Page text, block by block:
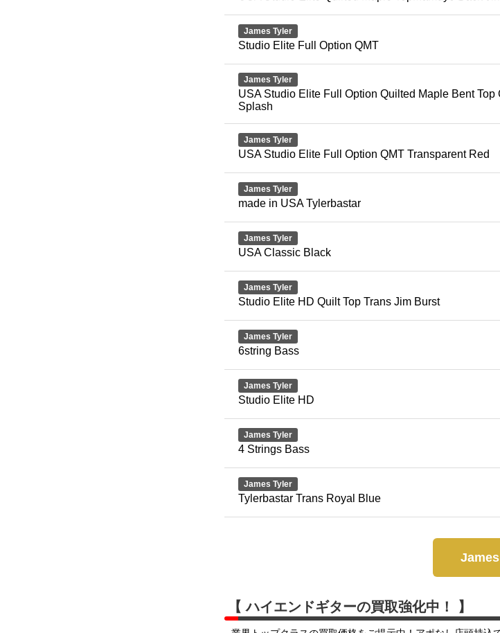
James Tyler
Studio Elite Full Option QMT
James Tyler
USA Studio Elite Full Option Quilted Maple Bent Top
Splash
James Tyler
USA Studio Elite Full Option QMT Transparent Red
James Tyler
made in USA Tylerbastar
James Tyler
USA Classic Black
James Tyler
Studio Elite HD Quilt Top Trans Jim Burst
James Tyler
6string Bass
James Tyler
Studio Elite HD
James Tyler
4 Strings Bass
James Tyler
Tylerbastar Trans Royal Blue
【 ハイエンドギターの買取強化中！ 】